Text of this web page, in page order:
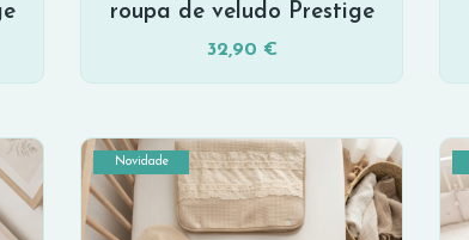
roupa de veludo Prestige
32,90 €
Novidade